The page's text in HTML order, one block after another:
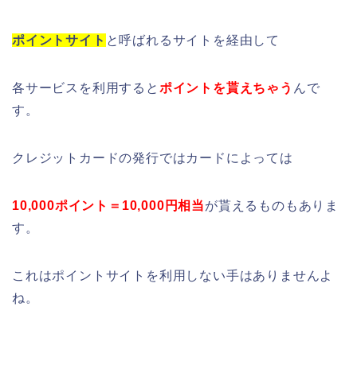
ポイントサイト と呼ばれるサイトを経由して
各サービスを利用すると ポイントを貰えちゃう んで
す。
クレジットカードの発行ではカードによっては
10,000ポイント＝10,000円相当が貰えるものもありま
す。
これはポイントサイトを利用しない手はありませんよ
ね。